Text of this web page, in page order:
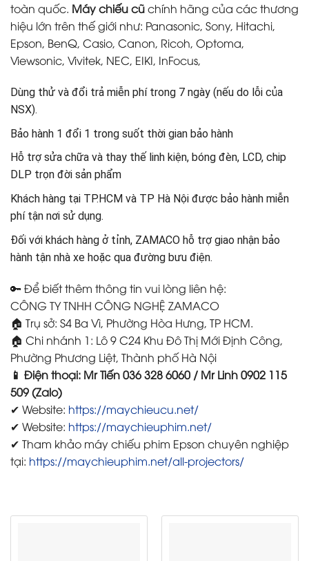
toàn quốc. Máy chiếu cũchính hãng của các thương
hiệu lớn trên thế giới như: Panasonic, Sony, Hitachi,
Epson, BenQ, Casio, Canon, Ricoh, Optoma,
Viewsonic, Vivitek, NEC, EIKI, InFocus,
Dùng thử và đổi trả miễn phí trong 7 ngày (nếu do lỗi của
NSX).
Bảo hành 1 đổi 1 trong suốt thời gian bảo hành
Hỗ trợ sửa chữa và thay thế linh kiện, bóng đèn, LCD, chip
DLP trọn đời sản phẩm
Khách hàng tại TP.HCM và TP Hà Nội được bảo hành miễn
phí tận nơi sử dụng.
Đối với khách hàng ở tỉnh, ZAMACO hỗ trợ giao nhận bảo
hành tận nhà xe hoặc qua đường bưu điện.
🔑 Để biết thêm thông tin vui lòng liên hệ:
CÔNG TY TNHH CÔNG NGHỆ ZAMACO
🏠 Trụ sở: S4 Ba Vì, Phường Hòa Hưng, TP HCM.
🏠 Chi nhánh 1: Lô 9 C24 Khu Đô Thị Mới Định Công,
Phường Phương Liệt, Thành phố Hà Nội
📱 Điện thoại: Mr Tiến 036 328 6060 / Mr Linh 0902 115
509 (Zalo)
✔ Website: https://maychieucu.net/
✔ Website: https://maychieuphim.net/
✔ Tham khảo máy chiếu phim Epson chuyên nghiệp
tại: https://maychieuphim.net/all-projectors/